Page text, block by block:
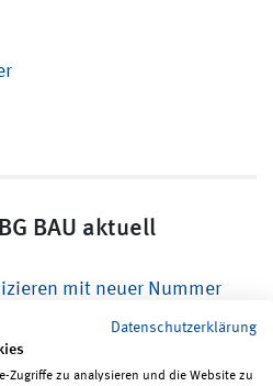
BAU aktuell
mit neuer Nummer
Datenschutzerklärung
Zugriffe zu analysieren und die Website zu